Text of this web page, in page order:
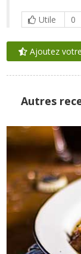
Utile 0
Ajoutez
Autres